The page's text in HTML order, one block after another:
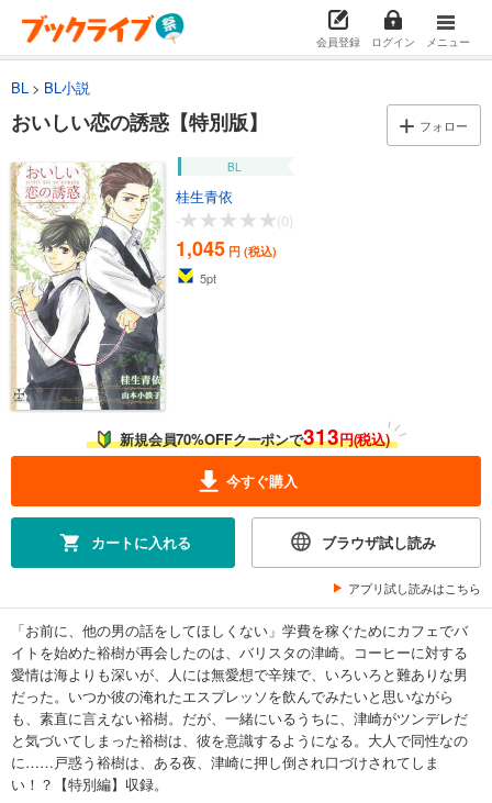
会員登録 ログイン メニュー
BL BL小説
おいしい恋の誘惑【特別版】 フォロー
BL
桂生青依
-
(0)
1,045 円 (税込)
5pt
新規会員70%OFFクーポンで313円(税込)
今すぐ購入
カートに入れる ブラウザ試し読み
アプリ試し読みはこちら
「お前に、他の男の話をしてほしくない」学費を稼ぐためにカフェでバ
イトを始めた裕樹が再会したのは、バリスタの津崎。コーヒーに対する
愛情は海よりも深いが、人には無愛想で辛辣で、いろいろと難ありな男
だった。いつか彼の淹れたエスプレッソを飲んでみたいと思いながら
も、素直に言えない裕樹。だが、一緒にいるうちに、津崎がツンデレだ
と気づいてしまった裕樹は、彼を意識するようになる。大人で同性なの
に……戸惑う裕樹は、ある夜、津崎に押し倒され口づけされてしま
い！？【特別編】収録。